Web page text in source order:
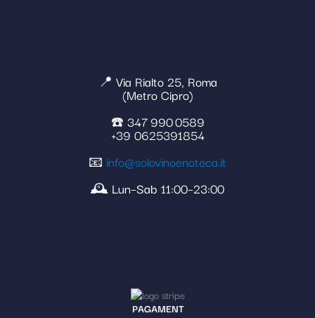
📍 Via Rialto 25, Roma
(Metro Cipro)
☎️ 347 990 0589
+39 0625391854
📧 info@solovinoenoteca.it
🕰️ Lun–Sab 11:00–23:00
PAGAMENT